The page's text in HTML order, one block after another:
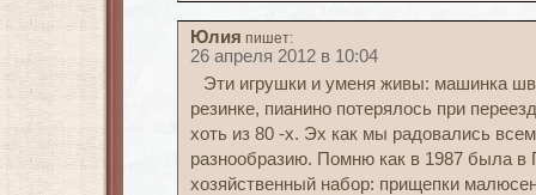
Юлия пишет:
26 апреля 2012 в 10:04
Эти игрушки и уменя живы: машинка
резинке, пианино потерялось при
хоть из 80 -х. Эх как мы радовались
разнообразию. Помню как в 1987 была в
хозяйственный набор: прищепки